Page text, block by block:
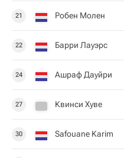
21 Робен Молен
22 Барри Лауэрс
24 Ашраф Дауйри
27 Квинси Хуве
30 Safouane Karim